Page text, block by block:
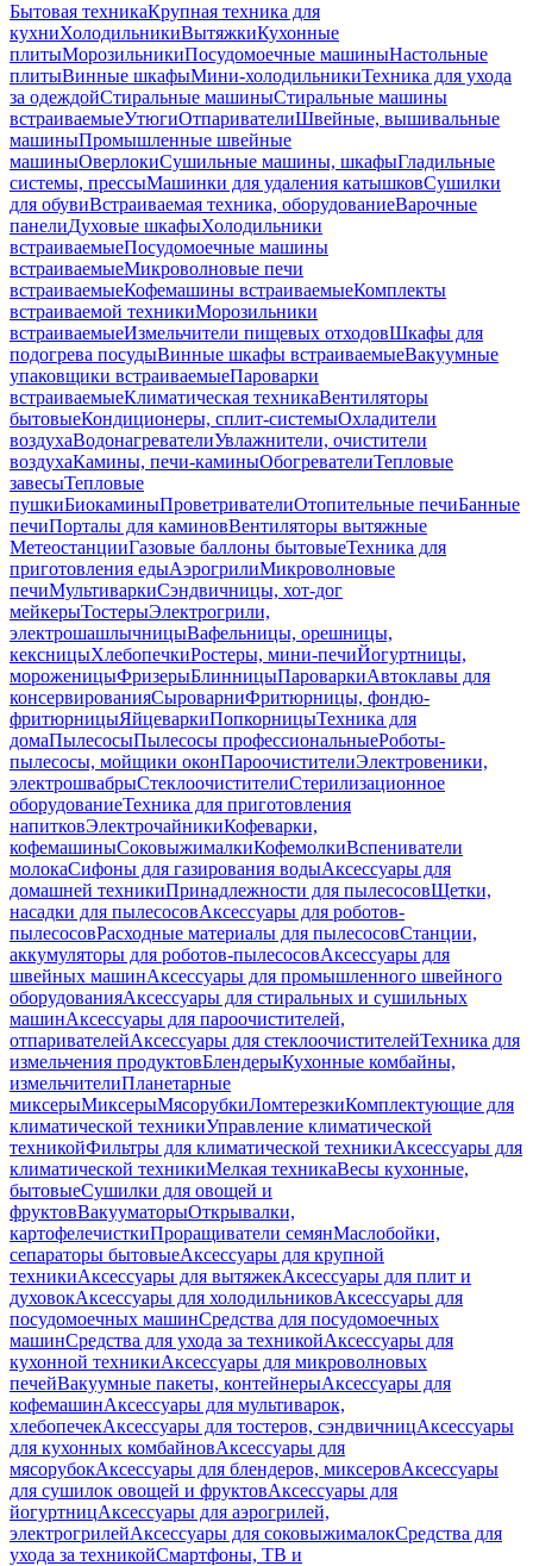
Бытовая техникаКрупная техника для
кухниХолодильникиВытяжкиКухонные
плитыМорозильникиПосудомоечные машиныНастольные
плитыВинные шкафыМини-холодильникиТехника для ухода
за одеждойСтиральные машиныСтиральные машины
встраиваемыеУтюгиОтпаривателиШвейные, вышивальные
машиныПромышленные швейные
машиныОверлокиСушильные машины, шкафыГладильные
системы, прессыМашинки для удаления катышковСушилки
для обувиВстраиваемая техника, оборудованиеВарочные
панелиДуховые шкафыХолодильники
встраиваемыеПосудомоечные машины
встраиваемыеМикроволновые печи
встраиваемыеКофемашины встраиваемыеКомплекты
встраиваемой техникиМорозильники
встраиваемыеИзмельчители пищевых отходовШкафы для
подогрева посудыВинные шкафы встраиваемыеВакуумные
упаковщики встраиваемыеПароварки
встраиваемыеКлиматическая техникаВентиляторы
бытовыеКондиционеры, сплит-системыОхладители
воздухаВодонагревателиУвлажнители, очистители
воздухаКамины, печи-каминыОбогревателиТепловые
завесыТепловые
пушкиБиокаминыПроветривателиОтопительные печиБанные
печиПорталы для каминовВентиляторы вытяжные
МетеостанцииГазовые баллоны бытовыеТехника для
приготовления едыАэрогрилиМикроволновые
печиМультиваркиСэндвичницы, хот-дог
мейкерыТостерыЭлектрогрили,
электрошашлычницыВафельницы, орешницы,
кексницыХлебопечкиРостеры, мини-печиЙогуртницы,
мороженицыФризерыБлинницыПароваркиАвтоклавы для
консервированияСыроварниФритюрницы, фондю-
фритюрницыЯйцеваркиПопкорницыТехника для
домаПылесосыПылесосы профессиональныеРоботы-
пылесосы, мойщики оконПароочистителиЭлектровеники,
электрошвабрыСтеклоочистителиСтерилизационное
оборудованиеТехника для приготовления
напитковЭлектрочайникиКофеварки,
кофемашиныСоковыжималкиКофемолкиВспениватели
молокаСифоны для газирования водыАксессуары для
домашней техникиПринадлежности для пылесосовЩетки,
насадки для пылесосовАксессуары для роботов-
пылесосовРасходные материалы для пылесосовСтанции,
аккумуляторы для роботов-пылесосовАксессуары для
швейных машинАксессуары для промышленного швейного
оборудованияАксессуары для стиральных и сушильных
машинАксессуары для пароочистителей,
отпаривателейАксессуары для стеклоочистителейТехника для
измельчения продуктовБлендерыКухонные комбайны,
измельчителиПланетарные
миксерыМиксерыМясорубкиЛомтерезкиКомплектующие для
климатической техникиУправление климатической
техникойФильтры для климатической техникиАксессуары для
климатической техникиМелкая техникаВесы кухонные,
бытовыеСушилки для овощей и
фруктовВакууматорыОткрывалки,
картофелечисткиПроращиватели семянМаслобойки,
сепараторы бытовыеАксессуары для крупной
техникиАксессуары для вытяжекАксессуары для плит и
духовокАксессуары для холодильниковАксессуары для
посудомоечных машинСредства для посудомоечных
машинСредства для ухода за техникойАксессуары для
кухонной техникиАксессуары для микроволновых
печейВакуумные пакеты, контейнерыАксессуары для
кофемашинАксессуары для мультиварок,
хлебопечекАксессуары для тостеров, сэндвичницАксессуары
для кухонных комбайновАксессуары для
мясорубокАксессуары для блендеров, миксеровАксессуары
для сушилок овощей и фруктовАксессуары для
йогуртницАксессуары для аэрогрилей,
электрогрилейАксессуары для соковыжималокСредства для
ухода за техникойСмартфоны, ТВ и